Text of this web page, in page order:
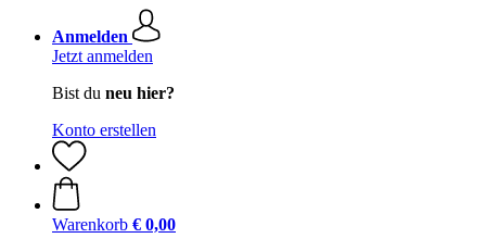
Anmelden
Jetzt anmelden
Bist du neu hier?
Konto erstellen
Warenkorb € 0,00